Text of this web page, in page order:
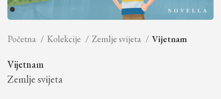
Početna Kolekcije Zemlje svijeta Vijetnam
Vijetnam
Zemlje svijeta